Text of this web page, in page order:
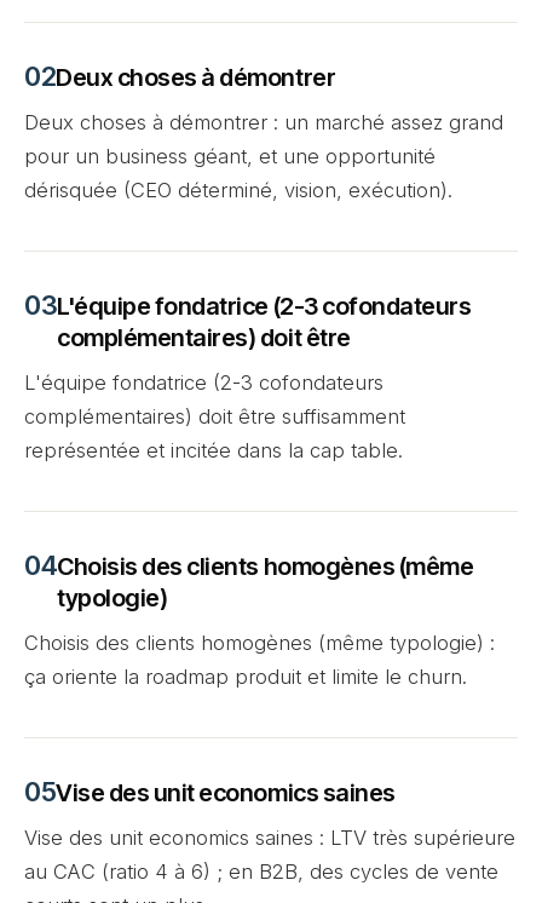
Deux choses à démontrer
Deux choses à démontrer : un marché assez grand
pour un business géant, et une opportunité
dérisquée (CEO déterminé, vision, exécution).
L'équipe fondatrice (2-3 cofondateurs
complémentaires) doit être
L'équipe fondatrice (2-3 cofondateurs
complémentaires) doit être suffisamment
représentée et incitée dans la cap table.
Choisis des clients homogènes (même
typologie)
Choisis des clients homogènes (même typologie) :
ça oriente la roadmap produit et limite le churn.
Vise des unit economics saines
Vise des unit economics saines : LTV très supérieure
au CAC (ratio 4 à 6) ; en B2B, des cycles de vente